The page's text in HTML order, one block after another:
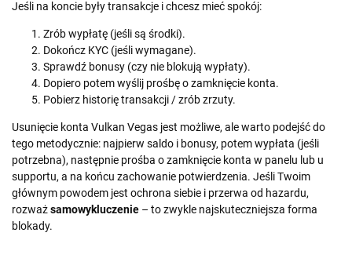
Jeśli na koncie były transakcje i chcesz mieć spokój:
Zrób wypłatę (jeśli są środki).
Dokończ KYC (jeśli wymagane).
Sprawdź bonusy (czy nie blokują wypłaty).
Dopiero potem wyślij prośbę o zamknięcie konta.
Pobierz historię transakcji / zrób zrzuty.
Usunięcie konta Vulkan Vegas jest możliwe, ale warto podejść do
tego metodycznie: najpierw saldo i bonusy, potem wypłata (jeśli
potrzebna), następnie prośba o zamknięcie konta w panelu lub u
supportu, a na końcu zachowanie potwierdzenia. Jeśli Twoim
głównym powodem jest ochrona siebie i przerwa od hazardu,
rozważsamowykluczenie – to zwykle najskuteczniejsza forma
blokady.